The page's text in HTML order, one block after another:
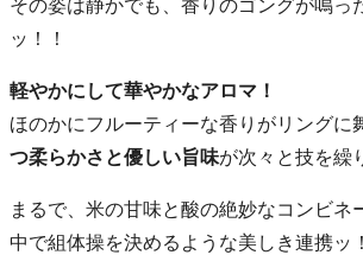
その姿は静かでも、香りのゴングが鳴
ッ！！
軽やかにして華やかなアロマ！
ほのかにフルーティーな香りがリングに
つ柔らかさと優しい旨味が次々と技を繰
まるで、米の甘味と酸の絶妙なコンビネ
中で組体操を決めるような美しき連携ッ